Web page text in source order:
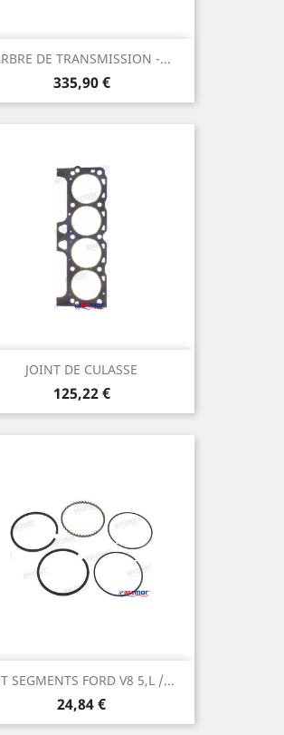
DE TRANSMISSION -...
Prix
335,90 €
JOINT DE CULASSE
Prix
125,22 €
SEGMENTS FORD V8 5,L /...
Prix
24,84 €